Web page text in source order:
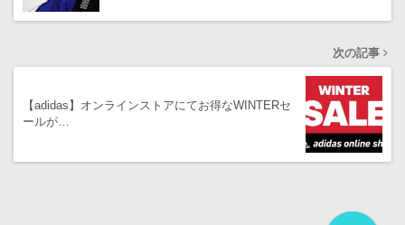
次の記事
【adidas】オンラインストアにてお得なWINTERセ
ールが…